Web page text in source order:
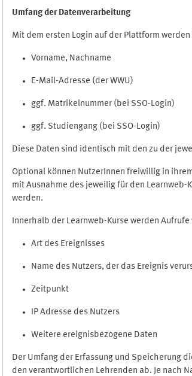
Umfang der Datenverarbeitung
Mit dem ersten Login auf der Plattform
Vorname, Nachname
E-Mail-Adresse (der WWU)
ggf. Matrikelnummer (bei SSO-Login)
ggf. Studiengang (bei SSO-Login)
Diese Daten sind identisch mit den zu der
Optional können NutzerInnen freiwillig in
mit Ausnahme des jeweilig für den
werden.
Innerhalb der Learnweb-Kurse werden
Art des Ereignisses
Name des Nutzers, der das Ereignis
Zeitpunkt
IP Adresse des Nutzers
Weitere ereignisbezogene Daten
Der Umfang der Erfassung und Speicherung
den verantwortlichen Lehrenden ab. Je nach